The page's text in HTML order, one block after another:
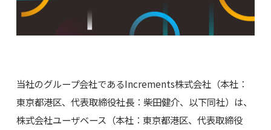
当社のグループ会社であるIncrements株式会社（本社：
東京都港区、代表取締役社長：柴田健介、以下同社）は、
株式会社ユーザベース（本社：東京都港区、代表取締役